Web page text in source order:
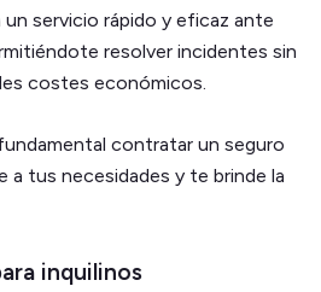
servicio rápido y eficaz ante
resolver incidentes sin
costes económicos.
contratar un seguro
a tus necesidades y te brinde la
inquilinos